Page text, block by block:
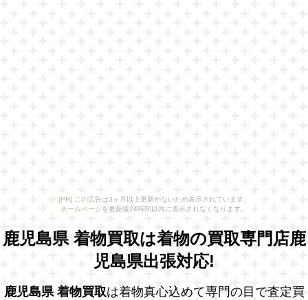
[PR] この広告は3ヶ月以上更新がないため表示されています。
ホームページを更新後24時間以内に表示されなくなります。
鹿児島県 着物買取は着物の買取専門店鹿
児島県出張対応!
鹿児島県 着物買取は着物真心込めて専門の目で査定買